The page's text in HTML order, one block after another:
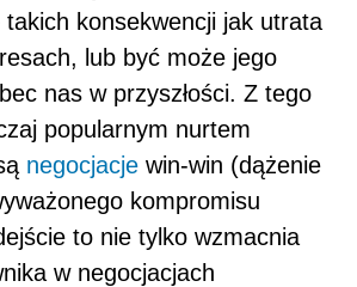
konsekwencji jak utrata
lub być może jego
nas w przyszłości. Z tego
popularnym nurtem
negocjacje win-win (dążenie
kompromisu
to nie tylko wzmacnia
w negocjacjach